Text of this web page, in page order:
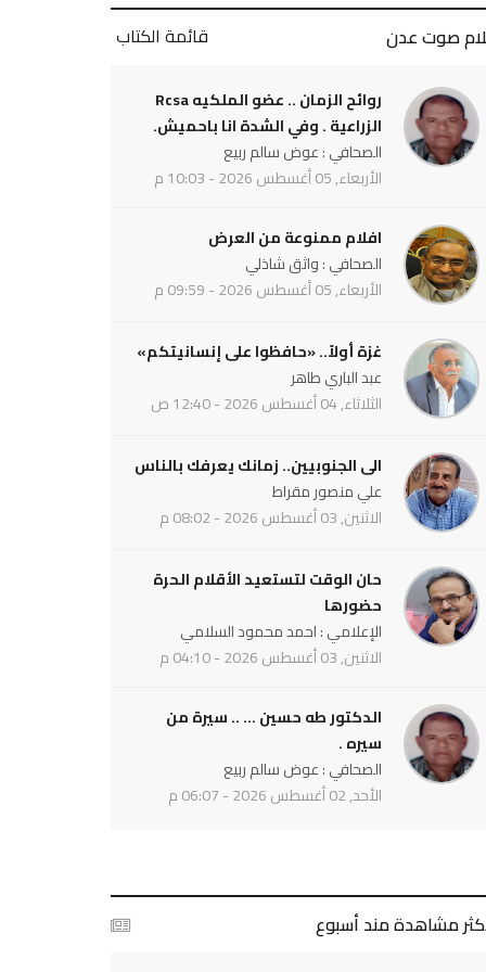
صوت عدن قائمة الكتاب
روائح الزمان .. عضو الملكيه Rcsa
الزراعية . وفي الشدة انا باحميش.
الصحافي : عوض سالم ربيع
الأربعاء, 05 أغسطس 2026 - 10:03 م
افلام ممنوعة من العرض
الصحافي : واثق شاذلي
الأربعاء, 05 أغسطس 2026 - 09:59 م
غزة أولاً.. «حافظوا على إنسانيتكم»
عبد الباري طاهر
الثلاثاء, 04 أغسطس 2026 - 12:40 ص
الى الجنوبيين.. زمانك يعرفك بالناس
علي منصور مقراط
الاثنين, 03 أغسطس 2026 - 08:02 م
حان الوقت لتستعيد الأقلام الحرة
حضورها
الإعلامي : احمد محمود السلامي
الاثنين, 03 أغسطس 2026 - 04:10 م
الدكتور طه حسين ... .. سيرة من
سيره .
الصحافي : عوض سالم ربيع
الأحد, 02 أغسطس 2026 - 06:07 م
مشاهدة مند أسبوع